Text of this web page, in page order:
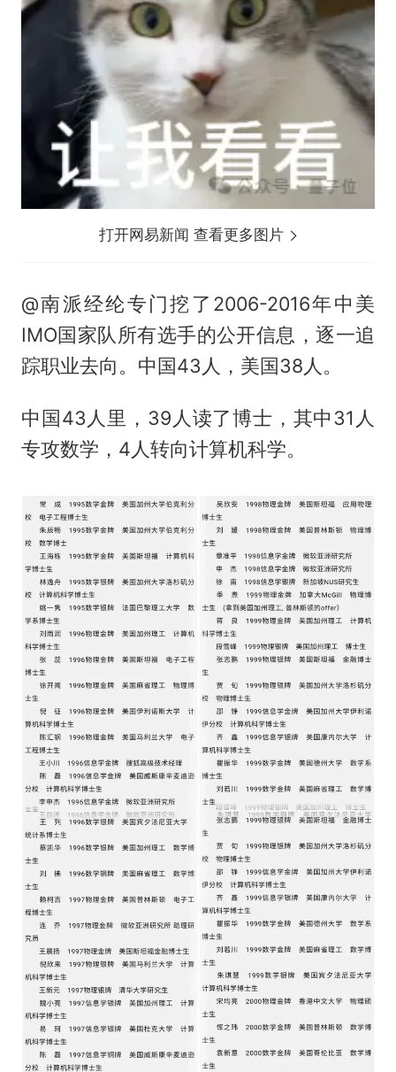
打开网易新闻 查看更多图片
@南派经纶专门挖了2006-2016年中美
IMO国家队所有选手的公开信息，逐一追
踪职业去向。中国43人，美国38人。
中国43人里，39人读了博士，其中31人
专攻数学，4人转向计算机科学。